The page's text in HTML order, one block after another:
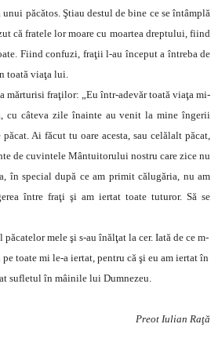
păcătos. Ştiau destul de bine ce se întâmplă
că fratele lor moare cu moartea dreptului, fiind
Fiind confuzi, fraţii l-au început a întreba de
toată viaţa lui.
fraţilor: „Eu într-adevăr toată viaţa mi-
cu câteva zile înainte au venit la mine îngerii
Ai făcut tu oare acesta, sau celălalt păcat,
de cuvintele Mântuitorului nostru care zice nu
în special după ce am primit călugăria, nu am
între fraţi şi am iertat toate tuturor. Să se
mele şi s-au înălţat la cer. Iată de ce m-
toate mi le-a iertat, pentru că şi eu am iertat în
sufletul în mâinile lui Dumnezeu.
Preot Iulian Raţă